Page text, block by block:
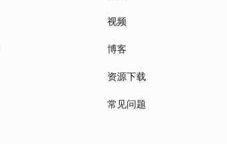
视频
博客
资源下载
常见问题